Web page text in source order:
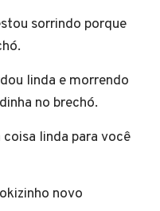
sorrindo porque
linda e morrendo
no brechó.
coisa linda para você
novo